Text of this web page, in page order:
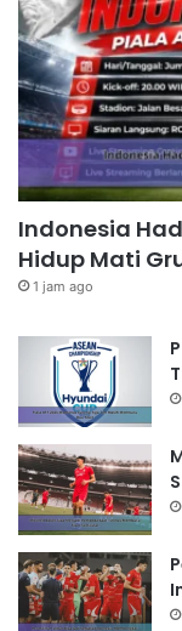
Indonesia
Hidup Mati
1 jam ago